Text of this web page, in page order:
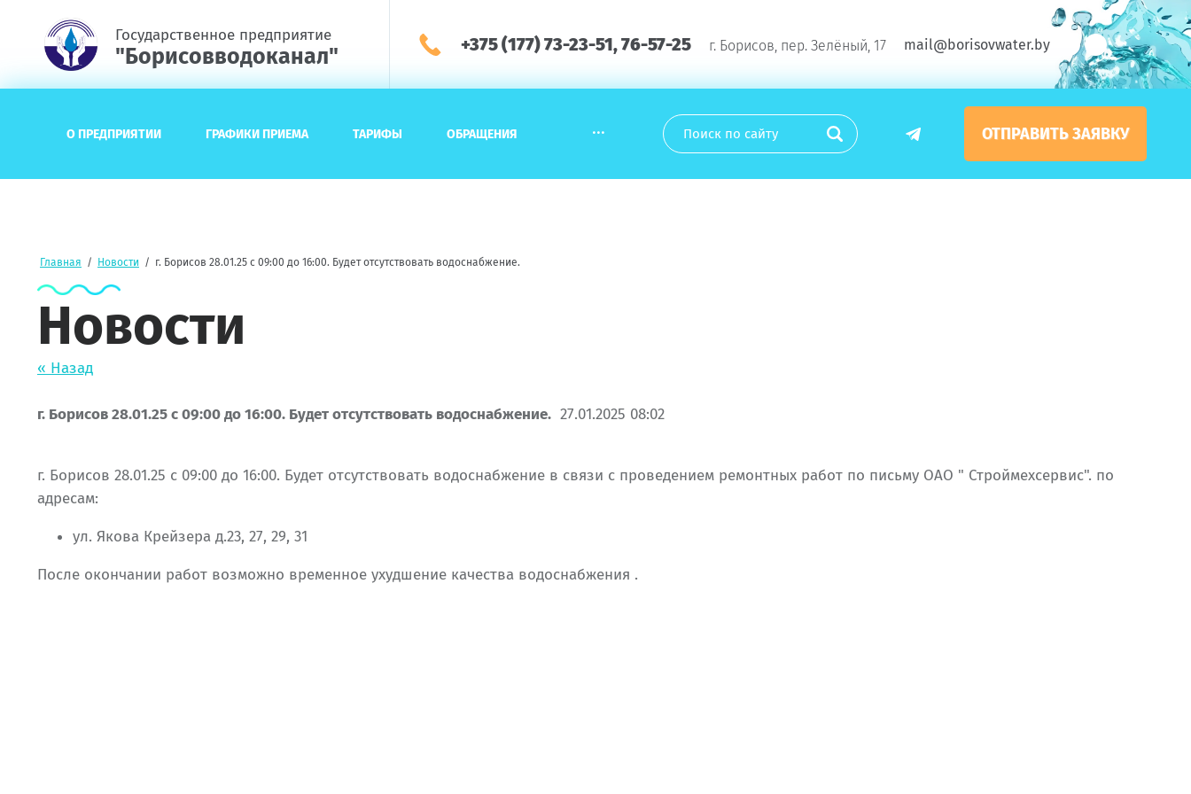
Государственное предприятие
"Борисовводоканал" +375 (177) 73-23-51, 76-57-25 г. Борисов, пер. Зелёный, 17 mail@borisovwater.by
О ПРЕДПРИЯТИИ ГРАФИКИ ПРИЕМА ТАРИФЫ ОБРАЩЕНИЯ ... ОТПРАВИТЬ ЗАЯВКУ
Главная / Новости / г. Борисов 28.01.25 с 09:00 до 16:00. Будет отсутствовать водоснабжение.
Новости
« Назад
г. Борисов 28.01.25 с 09:00 до 16:00. Будет отсутствовать водоснабжение. 27.01.2025 08:02
г. Борисов 28.01.25 с 09:00 до 16:00. Будет отсутствовать водоснабжение в связи с проведением ремонтных работ по письму ОАО " Строймехсервис". по
адресам:
ул. Якова Крейзера д.23, 27, 29, 31
После окончании работ возможно временное ухудшение качества водоснабжения .